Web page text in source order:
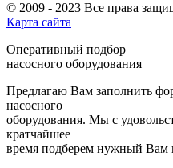
© 2009 - 2023 Все права
Карта сайта
Оперативный подбор
насосного оборудования
Предлагаю Вам заполнить
насосного
оборудования. Мы с
кратчайшее
время подберем нужный Вам